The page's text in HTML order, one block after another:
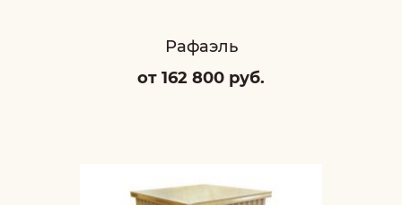
Рафаэль
от 162 800 руб.